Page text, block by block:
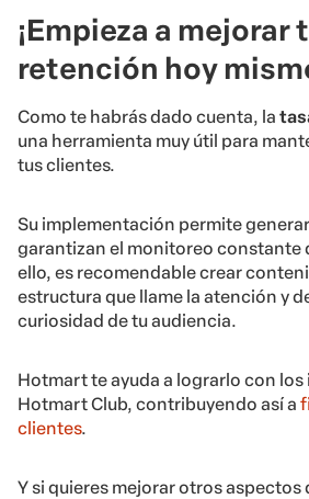
¡Empieza a mejorar
retención hoy
Como te habrás dado cuenta, la
una herramienta muy útil para
tus clientes.
Su implementación permite
garantizan el monitoreo constante
ello, es recomendable crear
estructura que llame la atención y
curiosidad de tu audiencia.
Hotmart te ayuda a lograrlo con
Hotmart Club, contribuyendo así a
clientes.
Y si quieres mejorar otros aspectos